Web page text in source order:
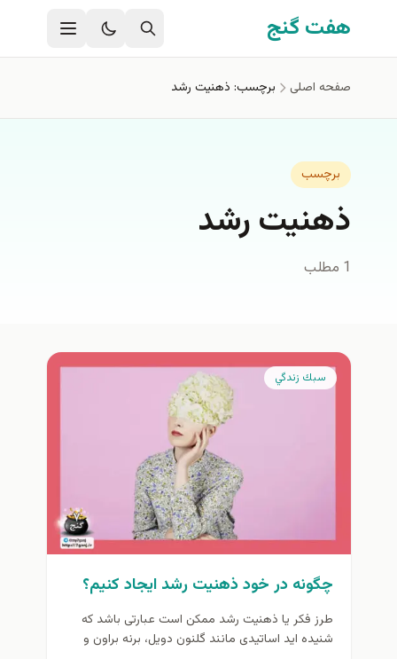
رفتن به محتوای اصلی
هفت گنج
صفحه اصلی برچسب: ذهنیت رشد
برچسب
ذهنیت رشد
1 مطلب
سبك زندگي
چگونه در خود ذهنیت رشد ایجاد کنیم؟
طرز فکر یا ذهنیت رشد ممکن است عبارتی باشد که
شنیده اید اساتیدی مانند گلنون دویل، برنه براون و